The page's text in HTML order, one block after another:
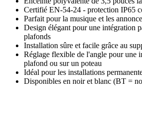
Certifié EN-54-24 - protection IP65
Parfait pour la musique et les
Design élégant pour une intégration
plafonds
Installation sûre et facile grâce au
Réglage flexible de l'angle pour une
plafond ou sur un poteau
Idéal pour les installations
Disponibles en noir et blanc (BT =